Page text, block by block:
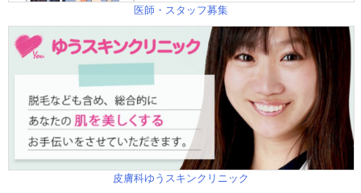
医師・スタッフ募集
皮膚科ゆうスキンクリニック